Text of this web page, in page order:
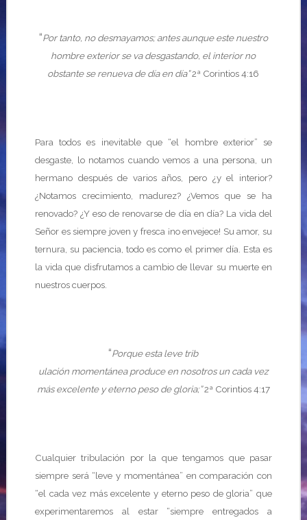
“Por tanto, no desmayamos; antes aunque este nuestro
hombre exterior se va desgastando, el interior no
obstante se renueva de día en día”2ª Corintios 4:16
Para todos es inevitable que “el hombre exterior” se
desgaste, lo notamos cuando vemos a una persona, un
hermano después de varios años, pero ¿y el interior?
¿Notamos crecimiento, madurez? ¿Vemos que se ha
renovado? ¿Y eso de renovarse de día en día? La vida del
Señor es siempre joven y fresca ¡no envejece! Su amor, su
ternura, su paciencia, todo es como el primer día. Esta es
la vida que disfrutamos a cambio de llevar su muerte en
nuestros cuerpos.
“Porque esta leve trib
ulación momentánea produce en nosotros un cada vez
más excelente y eterno peso de gloria;”2ª Corintios 4:17
Cualquier tribulación por la que tengamos que pasar
siempre será “leve y momentánea” en comparación con
“el cada vez más excelente y eterno peso de gloria” que
experimentaremos al estar “siempre entregados a